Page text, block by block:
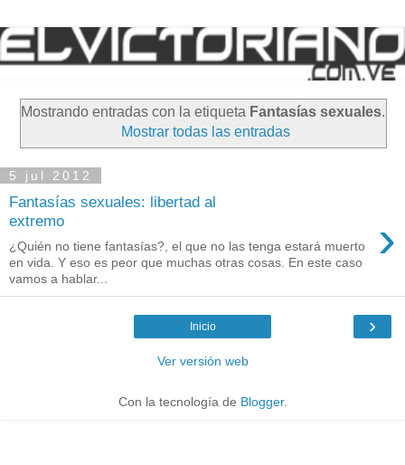
Mostrando entradas con la etiqueta Fantasías sexuales.
Mostrar todas las entradas
5 jul 2012
Fantasías sexuales: libertad al
extremo
›
¿Quién no tiene fantasías?, el que no las tenga estará muerto
en vida. Y eso es peor que muchas otras cosas. En este caso
vamos a hablar...
›
Inicio
Ver versión web
Con la tecnología de Blogger.